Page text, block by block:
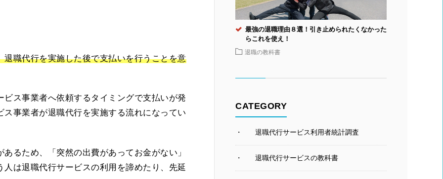
職代行を実施した後で支払いを行うことを意
ス事業者へ依頼するタイミングで支払いが発
事業者が退職代行を実施する流れになってい
るため、「突然の出費があってお金がない」
は退職代行サービスの利用を諦めたり、先延
最強の退職理由８選！引き止められたくなかった
らこれを使え！
退職の教科書
CATEGORY
退職代行サービス利用者統計調査
退職代行サービスの教科書